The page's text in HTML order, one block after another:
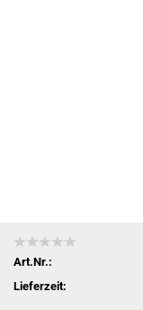
Art.Nr.:
Lieferzeit: